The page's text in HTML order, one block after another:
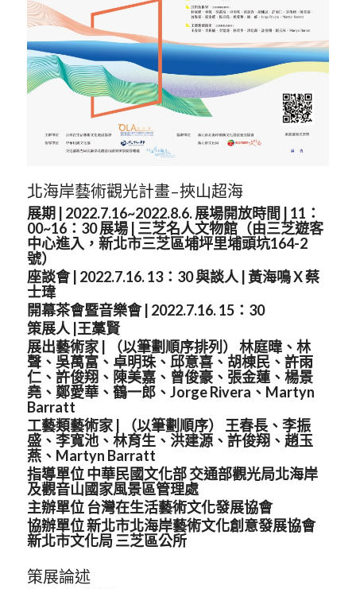
北海岸藝術觀光計畫–挾山超海
展期 | 2022.7.16~2022.8.6. 展場開放時間 | 11：
00~16：30 展場 | 三芝名人文物館（由三芝遊客
中心進入，新北市三芝區埔坪里埔頭坑164-2
號）
座談會 | 2022.7.16. 13：30 與談人 | 黃海鳴 X 蔡
士瑋
開幕茶會暨音樂會 | 2022.7.16. 15：30
策展人 |王藁賢
展出藝術家 | （以筆劃順序排列） 林庭暐、林
聲、吳萬富、卓明珠、邱意喜、胡棟民、許雨
仁、許俊翔、陳美嘉、曾俊豪、張金蓮、楊景
堯、鄭愛華、鶴一郎、Jorge Rivera、Martyn
Barratt
工藝類藝術家 | （以筆劃順序） 王春長、李振
盛、李寬池、林育生、洪建源、許俊翔、趙玉
燕、Martyn Barratt
指導單位 中華民國文化部 交通部觀光局北海岸
及觀音山國家風景區管理處
主辦單位 台灣在生活藝術文化發展協會
協辦單位 新北市北海岸藝術文化創意發展協會
新北市文化局 三芝區公所
策展論述